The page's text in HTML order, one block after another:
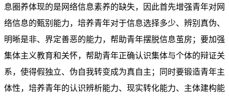
息圈养体现的是网络信息素养的缺失，因此首先增强青年对网
络信息的甄别能力，培养青年对于信息选择多少、辨别真伪、
明晰是非、界定善恶的能力，帮助青年摆脱信息茧房；要加强
集体主义教育和关怀，帮助青年正确认识集体与个体的辩证关
系，使得假独立、伪自我转变成为真自主；同时要锻造青年主
体性，培养青年的认识辨析能力、现实转化能力、主体建构能